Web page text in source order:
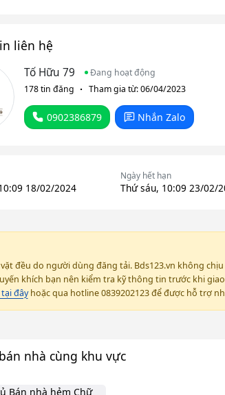
liên hệ
Tố Hữu 79
Đang hoạt động
178 tin đăng
Tham gia từ: 06/04/2023
0902386879 Nhắn Zalo
18/02/2024
Ngày hết hạn
Thứ sáu, 10:09 23/02/
đều do người dùng đăng tải. Bds123.vn không
khích bạn nên kiểm tra kỹ thông tin trước khi
đâyhoặc qua hotline 0839202123 để được hỗ trợ
nhà cùng khu vực